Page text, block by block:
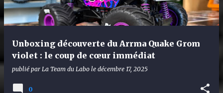
Unboxing découverte du Arrma Quake Grom
violet : le coup de cœur immédiat
publié par La Team du Labo le décembre 17, 2025
0